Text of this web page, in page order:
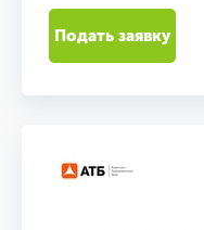
Подать заявку